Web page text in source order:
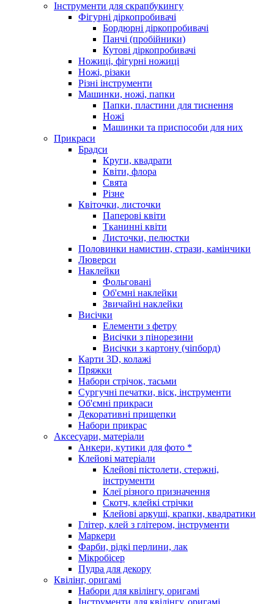
Інструменти для скрапбукингу
Фігурні діркопробивачі
Бордюрні діркопробивачі
Панчі (пробійники)
Кутові діркопробивачі
Ножиці, фігурні ножиці
Ножі, різаки
Різні інструменти
Машинки, ножі, папки
Папки, пластини для тиснення
Ножі
Машинки та приспособи для них
Прикраси
Брадси
Круги, квадрати
Квіти, флора
Свята
Різне
Квіточки, листочки
Паперові квіти
Тканинні квіти
Листочки, пелюстки
Половинки намистин, стрази, камінчики
Люверси
Наклейки
Фольговані
Об'ємні наклейки
Звичайні наклейки
Висічки
Елементи з фетру
Висічки з пінорезини
Висічки з картону (чіпборд)
Карти 3D, колажі
Пряжки
Набори стрічок, тасьми
Сургучні печатки, віск, інструменти
Об'ємні прикраси
Декоративні прищепки
Набори прикрас
Аксесуари, матеріали
Анкери, кутики для фото *
Клейові матеріали
Клейові пістолети, стержні,
інструменти
Клеї різного призначення
Скотч, клейкі стрічки
Клейові аркуші, крапки, квадратики
Глітер, клей з глітером, інструменти
Маркери
Фарби, рідкі перлини, лак
Мікробісер
Пудра для декору
Квілінг, оригамі
Набори для квілінгу, оригамі
Інструменти для квілінгу, оригамі